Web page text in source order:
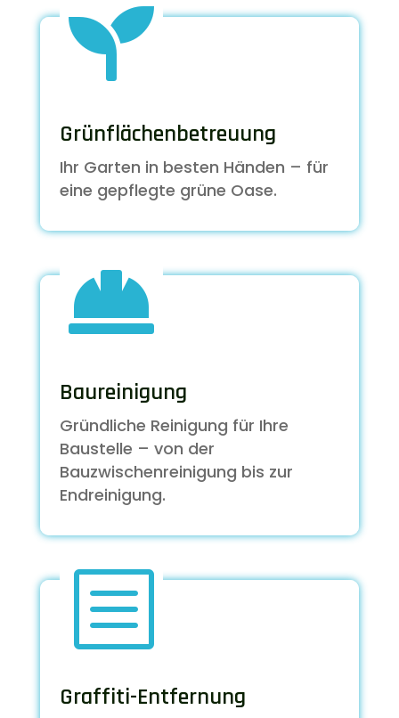

Grünflächenbetreuung
Ihr Garten in besten Händen – für
eine gepflegte grüne Oase.

Baureinigung
Gründliche Reinigung für Ihre
Baustelle – von der
Bauzwischenreinigung bis zur
Endreinigung.
b
Graffiti-Entfernung